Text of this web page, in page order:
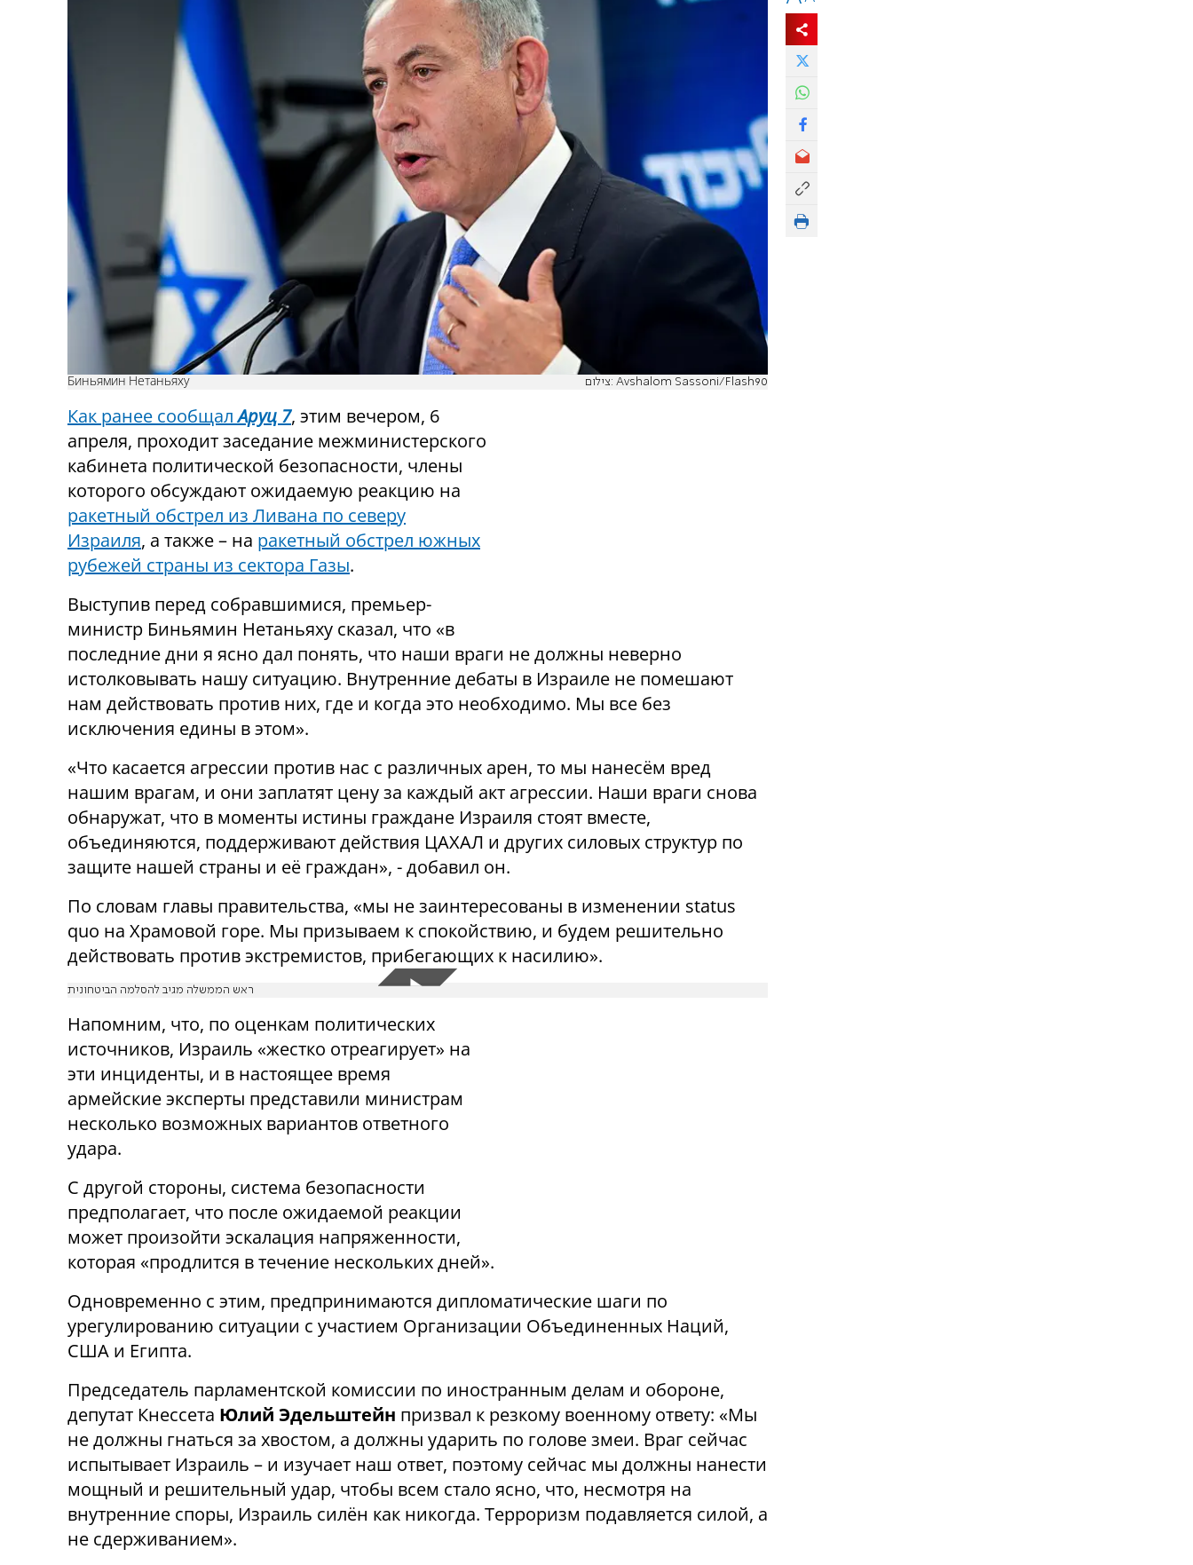
Биньямин Нетаньяху צילום: Avshalom Sassoni/Flash90
Как ранее сообщалАруц 7, этим вечером, 6
апреля, проходит заседание межминистерского
кабинета политической безопасности, члены
которого обсуждают ожидаемую реакцию на
ракетный обстрел из Ливана по северу
Израиля, а также – на ракетный обстрел южных
рубежей страны из сектора Газы.
Выступив перед собравшимися, премьер-
министр Биньямин Нетаньяху сказал, что «в
последние дни я ясно дал понять, что наши враги не должны неверно
истолковывать нашу ситуацию. Внутренние дебаты в Израиле не помешают
нам действовать против них, где и когда это необходимо. Мы все без
исключения едины в этом».
«Что касается агрессии против нас с различных арен, то мы нанесём вред
нашим врагам, и они заплатят цену за каждый акт агрессии. Наши враги снова
обнаружат, что в моменты истины граждане Израиля стоят вместе,
объединяются, поддерживают действия ЦАХАЛ и других силовых структур по
защите нашей страны и её граждан», - добавил он.
По словам главы правительства, «мы не заинтересованы в изменении status
quo на Храмовой горе. Мы призываем к спокойствию, и будем решительно
действовать против экстремистов, прибегающих к насилию».
ראש הממשלה מגיב להסלמה הביטחונית
Напомним, что, по оценкам политических
источников, Израиль «жестко отреагирует» на
эти инциденты, и в настоящее время
армейские эксперты представили министрам
несколько возможных вариантов ответного
удара.
С другой стороны, система безопасности
предполагает, что после ожидаемой реакции
может произойти эскалация напряженности,
которая «продлится в течение нескольких дней».
Одновременно с этим, предпринимаются дипломатические шаги по
урегулированию ситуации с участием Организации Объединенных Наций,
США и Египта.
Председатель парламентской комиссии по иностранным делам и обороне,
депутат Кнессета Юлий Эдельштейн призвал к резкому военному ответу: «Мы
не должны гнаться за хвостом, а должны ударить по голове змеи. Враг сейчас
испытывает Израиль – и изучает наш ответ, поэтому сейчас мы должны нанести
мощный и решительный удар, чтобы всем стало ясно, что, несмотря на
внутренние споры, Израиль силён как никогда. Терроризм подавляется силой, а
не сдерживанием».